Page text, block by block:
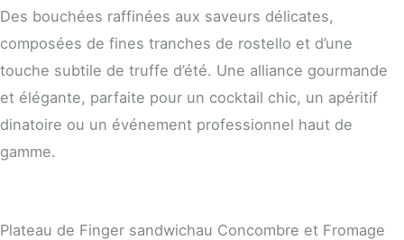
Des bouchées raffinées aux saveurs délicates,
composées de fines tranches de rostello et d’une
touche subtile de truffe d’été. Une alliance gourmande
et élégante, parfaite pour un cocktail chic, un apéritif
dinatoire ou un événement professionnel haut de
gamme.
Plateau de Finger sandwichau Concombre et Fromage